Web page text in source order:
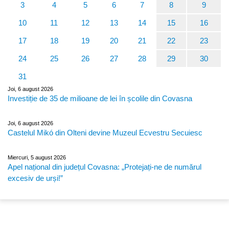
3 4 5 6 7 8 9
10 11 12 13 14 15 16
17 18 19 20 21 22 23
24 25 26 27 28 29 30
31
Joi, 6 august 2026
Investiție de 35 de milioane de lei în școlile din Covasna
Joi, 6 august 2026
Castelul Mikó din Olteni devine Muzeul Ecvestru Secuiesc
Miercuri, 5 august 2026
Apel național din județul Covasna: „Protejați-ne de numărul
excesiv de urși!”